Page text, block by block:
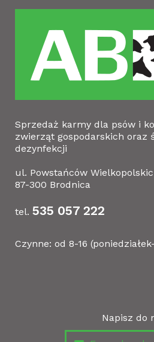
Sprzedaż karmy dla psów i
zwierząt gospodarskich oraz
dezynfekcji
ul. Powstańców
87-300 Brodnica
tel. 535 057 222
Czynne: od 8-16
Napisz do